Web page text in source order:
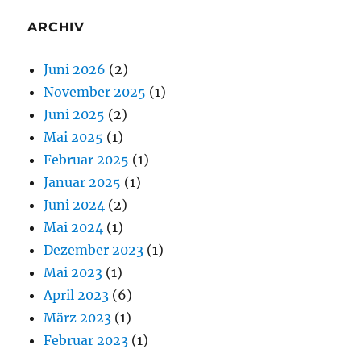
ARCHIV
Juni 2026 (2)
November 2025 (1)
Juni 2025 (2)
Mai 2025 (1)
Februar 2025 (1)
Januar 2025 (1)
Juni 2024 (2)
Mai 2024 (1)
Dezember 2023 (1)
Mai 2023 (1)
April 2023 (6)
März 2023 (1)
Februar 2023 (1)